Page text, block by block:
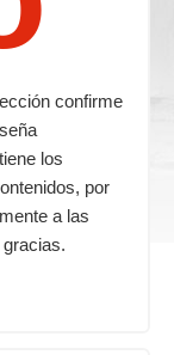
confirme
los
por
a las